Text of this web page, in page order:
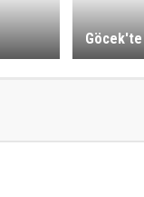
Göcek'te